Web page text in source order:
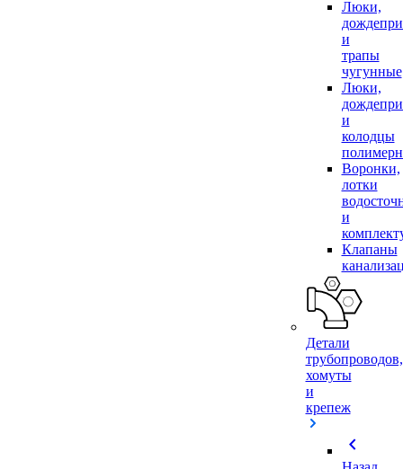
Люки,
и
трапы
чугунные
Люки,
и
колодцы
Воронки,
лотки
и
Клапаны
Детали
трубопроводов,
хомуты
и
крепеж
chevron_left